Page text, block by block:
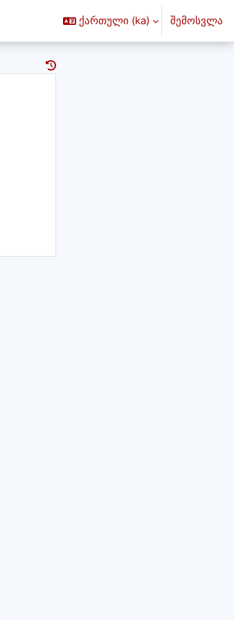
ქართული ‎(ka)‎ შემოსვლა